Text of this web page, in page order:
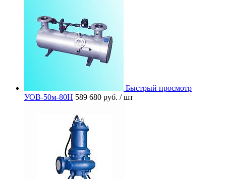
Быстрый просмотр
УОВ-50м-80Н 589 680 руб. / шт